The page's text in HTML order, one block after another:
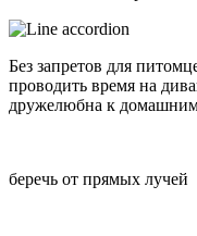
Без запретов для
проводить время на
дружелюбна к
беречь от прямых лучей